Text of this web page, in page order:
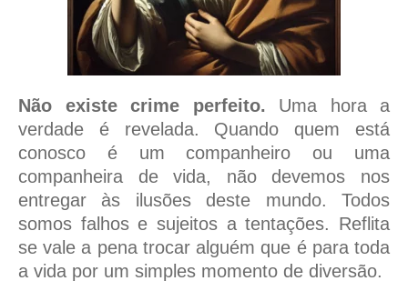
Não existe crime perfeito. Uma hora a
verdade é revelada. Quando quem está
conosco é um companheiro ou uma
companheira de vida, não devemos nos
entregar às ilusões deste mundo. Todos
somos falhos e sujeitos a tentações. Reflita
se vale a pena trocar alguém que é para toda
a vida por um simples momento de diversão.